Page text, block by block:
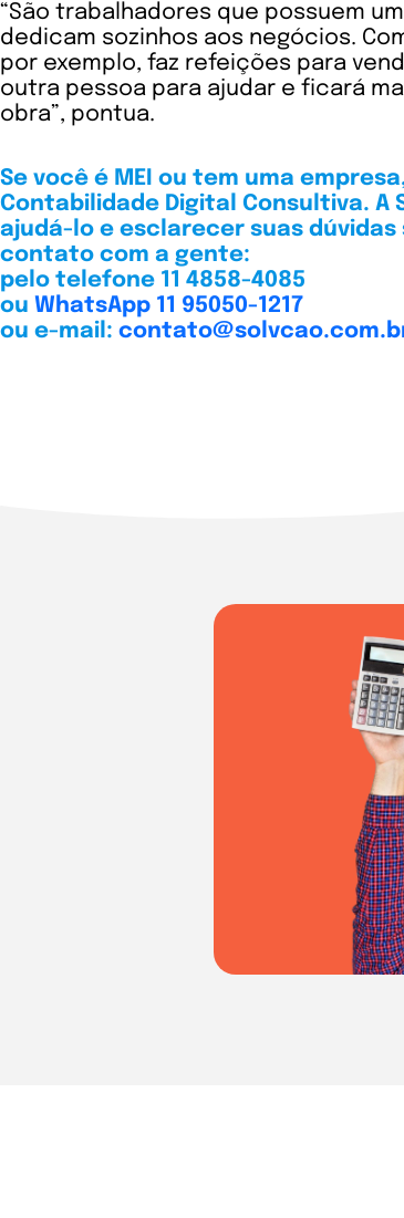
“São trabalhadores que possuem
dedicam sozinhos aos negócios.
por exemplo, faz refeições para
outra pessoa para ajudar e ficará
obra”, pontua.
Se você é MEI ou tem uma
Contabilidade Digital Consultiva. A
ajudá-lo e esclarecer suas
contato com a gente:
pelo telefone 11 4858-4085
ou WhatsApp 11 95050-1217
ou e-mail: